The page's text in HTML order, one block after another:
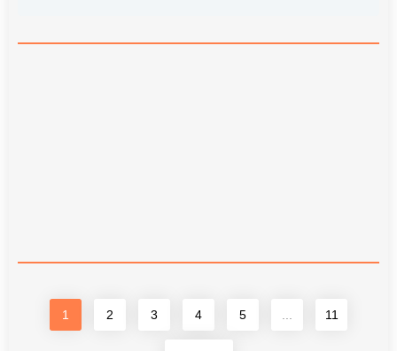
1 2 3 4 5 11